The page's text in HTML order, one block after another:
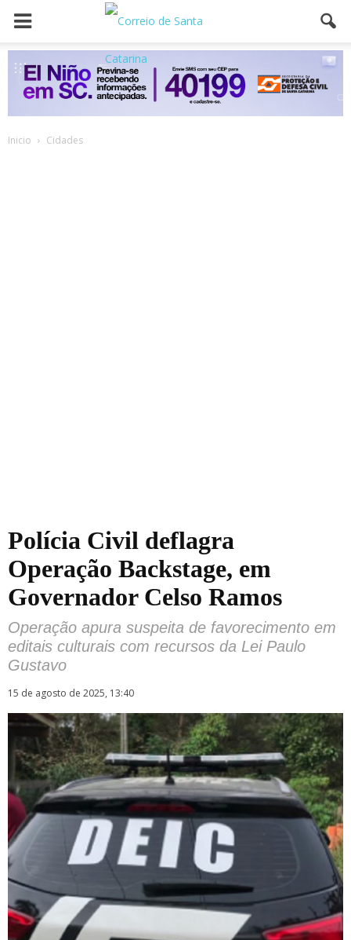
Inicio Cidades
Polícia Civil deflagra
Operação Backstage, em
Governador Celso Ramos
Operação apura suspeita de favorecimento em
editais culturais com recursos da Lei Paulo
Gustavo
15 de agosto de 2025, 13:40